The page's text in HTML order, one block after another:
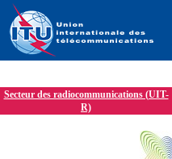
Secteur des radiocommunications (UIT-
R)